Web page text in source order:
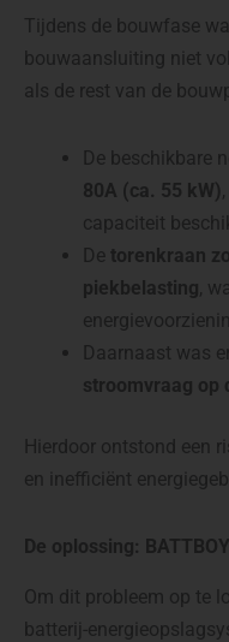
Tijdens de bouwfase
bouwaansluiting niet
als de rest van de
De beschikbare
80A (ca. 55 kW)
capaciteit
De torenkraan
piekbelasting,
Daarnaast was
stroomvraag op
Hierdoor ontstond een
en inefficiënt
De oplossing: BATTBOY
Om dit probleem op te
batterij-